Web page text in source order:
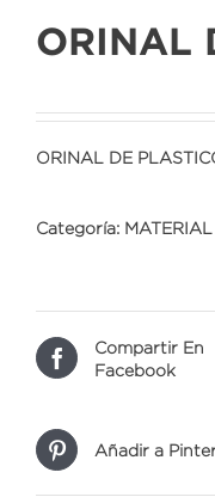
ORINAL
ORINAL DE
Categoría:
Compartir En
Facebook
Añadir a